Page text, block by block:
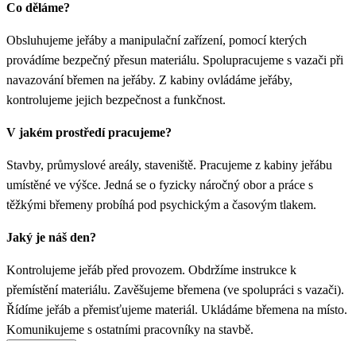
Co děláme?
Obsluhujeme jeřáby a manipulační zařízení, pomocí kterých
provádíme bezpečný přesun materiálu. Spolupracujeme s vazači při
navazování břemen na jeřáby. Z kabiny ovládáme jeřáby,
kontrolujeme jejich bezpečnost a funkčnost.
V jakém prostředí pracujeme?
Stavby, průmyslové areály, staveniště. Pracujeme z kabiny jeřábu
umístěné ve výšce. Jedná se o fyzicky náročný obor a práce s
těžkými břemeny probíhá pod psychickým a časovým tlakem.
Jaký je náš den?
Kontrolujeme jeřáb před provozem. Obdržíme instrukce k
přemístění materiálu. Zavěšujeme břemena (ve spolupráci s vazači).
Řídíme jeřáb a přemisťujeme materiál. Ukládáme břemena na místo.
Komunikujeme s ostatními pracovníky na stavbě.